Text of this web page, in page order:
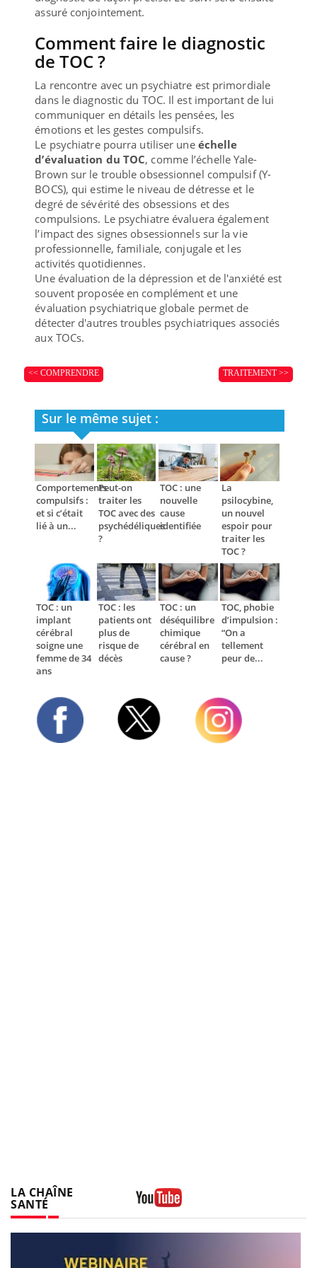
assuré conjointement.
Comment faire le diagnostic
de TOC ?
La rencontre avec un psychiatre est primordiale
dans le diagnostic du TOC. Il est important de lui
communiquer en détails les pensées, les
émotions et les gestes compulsifs.
Le psychiatre pourra utiliser une échelle
d’évaluation du TOC, comme l’échelle Yale-
Brown sur le trouble obsessionnel compulsif (Y-
BOCS), qui estime le niveau de détresse et le
degré de sévérité des obsessions et des
compulsions. Le psychiatre évaluera également
l’impact des signes obsessionnels sur la vie
professionnelle, familiale, conjugale et les
activités quotidiennes.
Une évaluation de la dépression et de l'anxiété est
souvent proposée en complément et une
évaluation psychiatrique globale permet de
détecter d'autres troubles psychiatriques associés
aux TOCs.
<< COMPRENDRE TRAITEMENT >>
Sur le même sujet :
Comportements
compulsifs :
et si c’était
lié à un...
Peut-on
traiter les
TOC avec des
psychédéliques
?
TOC : une
nouvelle
cause
identifiée
La
psilocybine,
un nouvel
espoir pour
traiter les
TOC ?
TOC : un
implant
cérébral
soigne une
femme de 34
ans
TOC : les
patients ont
plus de
risque de
décès
TOC : un
déséquilibre
chimique
cérébral en
cause ?
TOC, phobie
d’impulsion :
“On a
tellement
peur de...
LA CHAÎNE
SANTÉ
Youtube